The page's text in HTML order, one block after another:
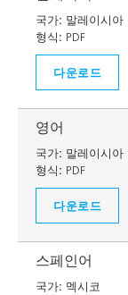
국가: 말레이시아
형식: PDF
다운로드
영어
국가: 말레이시아
형식: PDF
다운로드
스페인어
국가: 멕시코